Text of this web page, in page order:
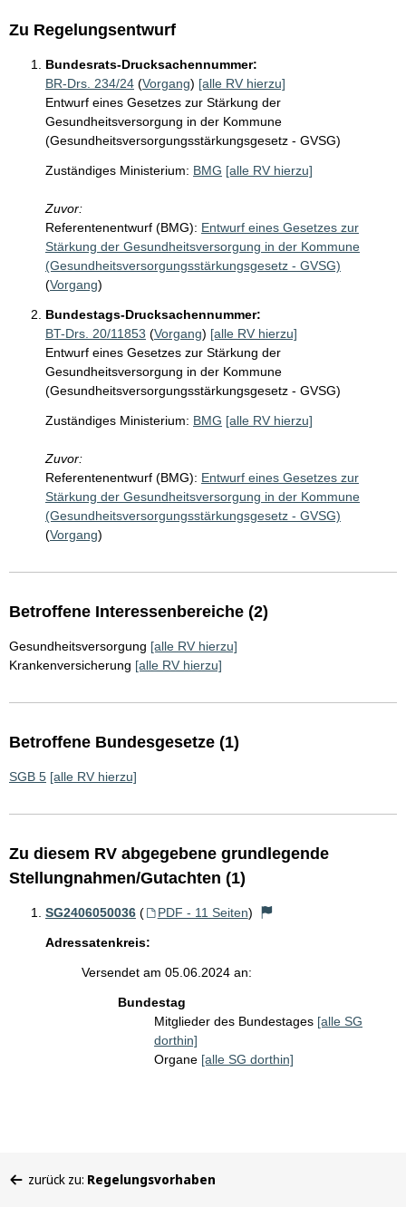
Zu Regelungsentwurf
Bundesrats-Drucksachennummer:
BR-Drs. 234/24 (Vorgang) [alle RV hierzu]
Entwurf eines Gesetzes zur Stärkung der
Gesundheitsversorgung in der Kommune
(Gesundheitsversorgungsstärkungsgesetz - GVSG)
Zuständiges Ministerium: BMG [alle RV hierzu]
Zuvor:
Referentenentwurf (BMG): Entwurf eines Gesetzes zur
Stärkung der Gesundheitsversorgung in der Kommune
(Gesundheitsversorgungsstärkungsgesetz - GVSG)
(Vorgang)
Bundestags-Drucksachennummer:
BT-Drs. 20/11853 (Vorgang) [alle RV hierzu]
Entwurf eines Gesetzes zur Stärkung der
Gesundheitsversorgung in der Kommune
(Gesundheitsversorgungsstärkungsgesetz - GVSG)
Zuständiges Ministerium: BMG [alle RV hierzu]
Zuvor:
Referentenentwurf (BMG): Entwurf eines Gesetzes zur
Stärkung der Gesundheitsversorgung in der Kommune
(Gesundheitsversorgungsstärkungsgesetz - GVSG)
(Vorgang)
Betroffene Interessenbereiche (2)
Gesundheitsversorgung [alle RV hierzu]
Krankenversicherung [alle RV hierzu]
Betroffene Bundesgesetze (1)
SGB 5 [alle RV hierzu]
Zu diesem RV abgegebene grundlegende
Stellungnahmen/Gutachten (1)
SG2406050036 ( PDF - 11 Seiten)
Adressatenkreis:
Versendet am 05.06.2024 an:
Bundestag
Mitglieder des Bundestages [alle SG
dorthin]
Organe [alle SG dorthin]
befinden
zurück zu: Regelungsvorhaben